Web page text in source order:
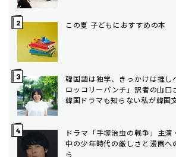
この夏 子どもにおすすめの本
韓国語は独学、きっかけは推
ロッコリーパンチ」訳者の山
韓国ドラマも知らない私が韓国
ドラマ「手塚治虫の戦争」主
中の少年時代の厳しさと漫画へ
ら